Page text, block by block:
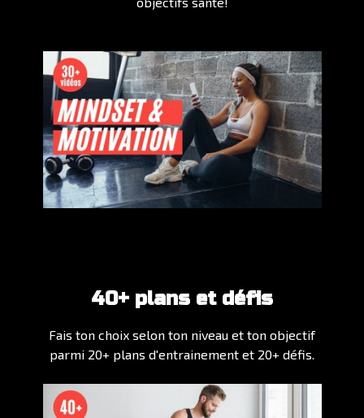
40+ plans et défis
Fais ton choix selon ton niveau et ton objectif
parmi 20+ plans d'entrainement et 20+ défis.